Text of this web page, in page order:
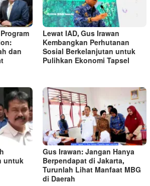
dan
Lewat IAD, Gus Irawan
Kembangkan Perhutanan
Sosial Berkelanjutan untuk
Pulihkan Ekonomi Tapsel
untuk
Gus Irawan: Jangan Hanya
Berpendapat di Jakarta,
Turunlah Lihat Manfaat MBG
di Daerah